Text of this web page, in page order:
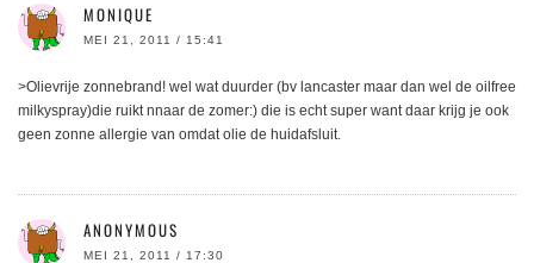
MONIQUE
MEI 21, 2011 / 15:41
>Olievrije zonnebrand! wel wat duurder (bv lancaster maar dan wel de oilfree
milkyspray)die ruikt nnaar de zomer:) die is echt super want daar krijg je ook
geen zonne allergie van omdat olie de huidafsluit.
ANONYMOUS
MEI 21, 2011 / 17:30